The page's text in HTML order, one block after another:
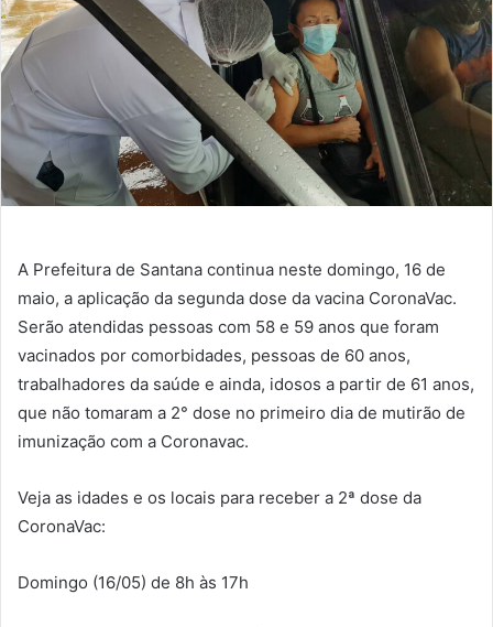
A Prefeitura de Santana continua neste domingo, 16 de
maio, a aplicação da segunda dose da vacina CoronaVac.
Serão atendidas pessoas com 58 e 59 anos que foram
vacinados por comorbidades, pessoas de 60 anos,
trabalhadores da saúde e ainda, idosos a partir de 61 anos,
que não tomaram a 2° dose no primeiro dia de mutirão de
imunização com a Coronavac.
Veja as idades e os locais para receber a 2ª dose da
CoronaVac:
Domingo (16/05) de 8h às 17h